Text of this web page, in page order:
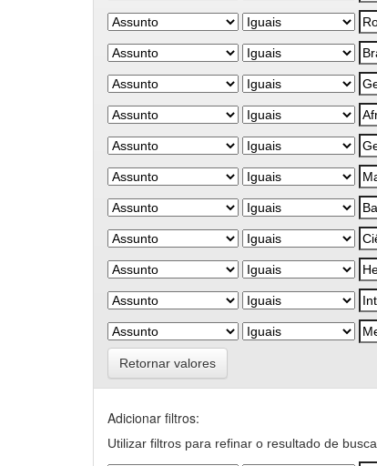
Retornar valores
Adicionar filtros:
Utilizar filtros para refinar o resultado de busca.